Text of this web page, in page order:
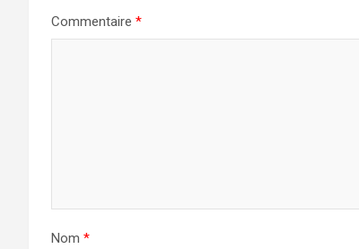
Commentaire *
Nom *